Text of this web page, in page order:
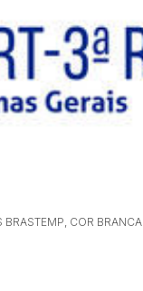
COR BRANCA